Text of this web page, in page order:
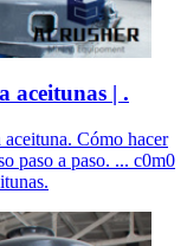
aceitunas | .
Cómo hacer
paso a paso. ... c0m0